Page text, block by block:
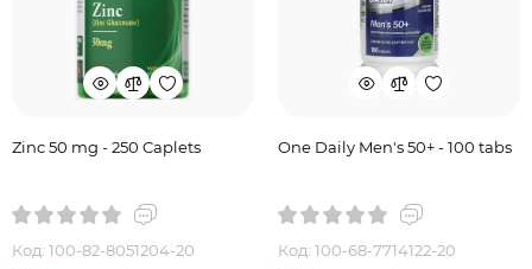
Zinc 50 mg - 250 Caplets
Код: 100-82-8051204-20
One Daily Men's 50+ - 100 tabs
Код: 100-68-7714122-20